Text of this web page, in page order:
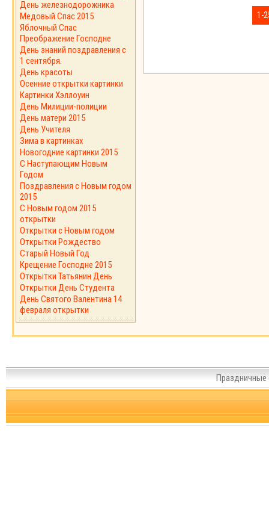
День железнодорожника
Медовый Спас 2015
Яблочный Спас
Преображение Господне
День знаний поздравления с
1 сентября.
День красоты
Осенние открытки картинки
Картинки Хэллоуин
День Милиции-полиции
День матери 2015
День Учителя
Зима в картинках
Новогодние картинки 2015
С Наступающим Новым
Годом
Поздравления с Новым годом
2015
C Новым годом 2015
открытки
Открытки с Новым годом
Открытки Рождество
Старый Новый Год
Крещение Господне 2015
Открытки Татьянин День
Открытки День Студента
День Святого Валентина 14
февраля открытки
1-